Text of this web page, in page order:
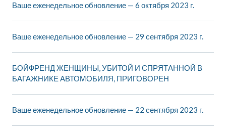
Ваше еженедельное обновление — 6 октября 2023 г.
Ваше еженедельное обновление — 29 сентября 2023 г.
БОЙФРЕНД ЖЕНЩИНЫ, УБИТОЙ И СПРЯТАННОЙ В
БАГАЖНИКЕ АВТОМОБИЛЯ, ПРИГОВОРЕН
Ваше еженедельное обновление — 22 сентября 2023 г.